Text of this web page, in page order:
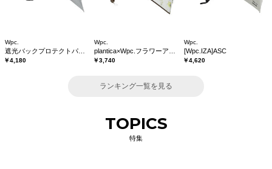
Wpc.
￥4,180
Wpc.
￥3,740
Wpc.
[Wpc.IZA]ASC
￥4,620
ランキング一覧を見る
TOPICS
特集